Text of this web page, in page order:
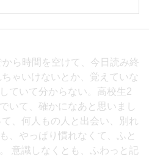
から時間を空けて、今日読み終
ゃいけないとか、覚えていな
ていて分からない。高校生2
いて、確かになあと思いまし
、何人もの人と出会い、別れ
、やっぱり慣れなくて、ふと
意識しなくとも、ふわっと記